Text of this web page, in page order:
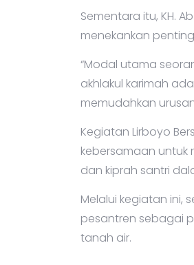
Sementara itu, KH.
menekankan
“Modal utama
akhlakul karimah
memudahkan
Kegiatan Lirboyo
kebersamaan untuk
dan kiprah santri
Melalui kegiatan ini,
pesantren sebagai
tanah air.